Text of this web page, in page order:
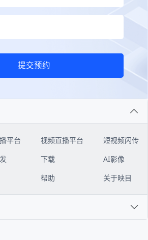
提交预约
平台
视频直播平台
下载
帮助
短视频闪传
AI影像
关于映目